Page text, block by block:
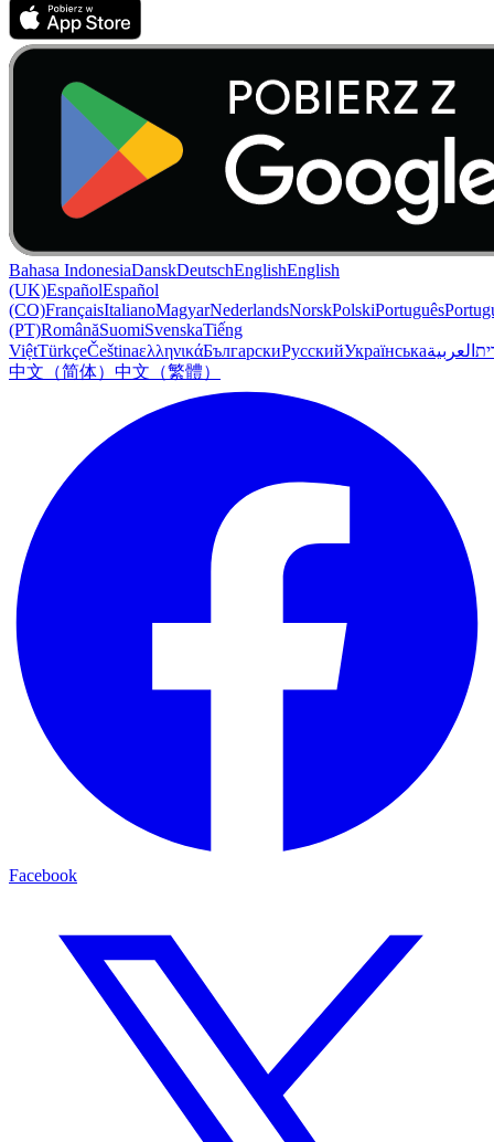
Bahasa IndonesiaDanskDeutschEnglishEnglish
(UK)EspañolEspañol
(CO)FrançaisItalianoMagyarNederlandsNorskPolskiPortuguês
(PT)RomânăSuomiSvenskaTiếng
ViệtTürkçeČeštinaελληνικάБългарскиРусскийУкраїнськаالعربية
中文（简体） 中文（繁體）
Facebook